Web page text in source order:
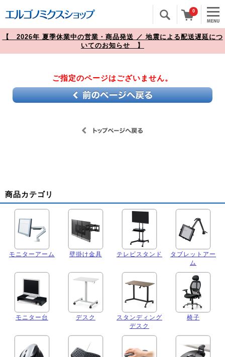
0
【 2026年 夏季休業中の営業・商品発送 ／ 地震による配送遅延につ
いてのお知らせ 】
ご指定のページはございません。
商品カテゴリ
モニターアーム 壁掛け金具 テレビスタンド
タブレットアー
ム
モニター台 デスク
スタンディング
デスク
椅子